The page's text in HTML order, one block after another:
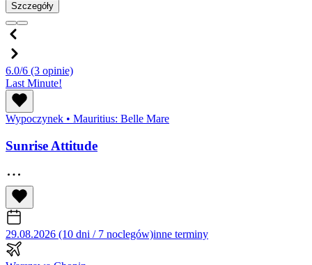
Szczegóły
6.0/6 (3 opinie)
Last Minute!
Wypoczynek • Mauritius: Belle Mare
Sunrise Attitude
29.08.2026 (10 dni / 7 noclegów)inne terminy